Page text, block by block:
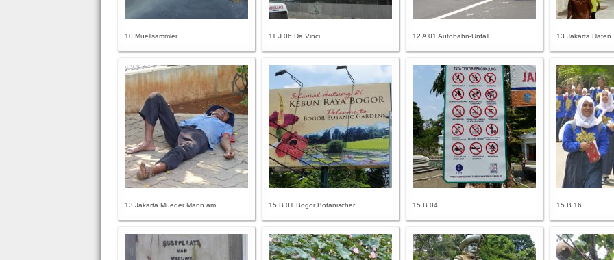
10 Muellsammler 11 J 06 Da Vinci 12 A 01 Autobahn-Unfall 13 Jakarta Hafen
13 Jakarta Mueder Mann am... 15 B 01 Bogor Botanischer... 15 B 04 15 B 16